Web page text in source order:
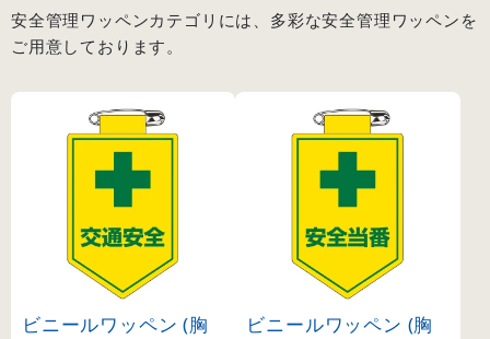
安全管理ワッペンカテゴリには、多彩な安全管理ワッペンを
ご用意しております。
ビニールワッペン (胸
ビニールワッペン (胸